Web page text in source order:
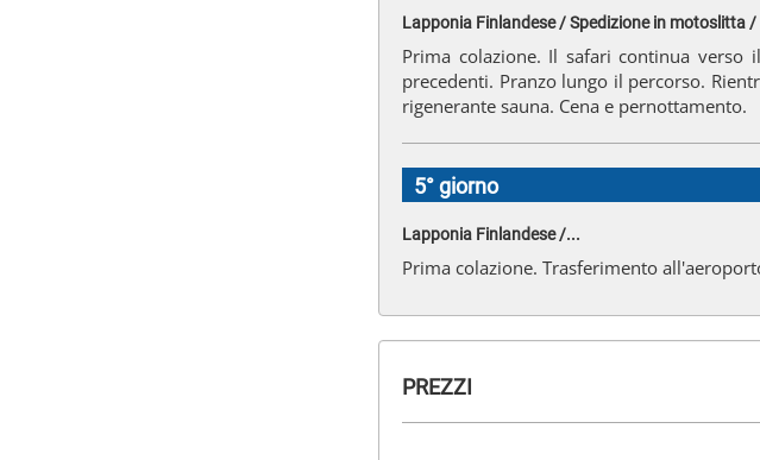
Lapponia Finlandese / Spedizione in motoslitta /
Prima colazione. Il safari continua
precedenti. Pranzo lungo il percorso.
rigenerante sauna. Cena e pernottamento.
5° giorno
Lapponia Finlandese /...
Prima colazione. Trasferimento
PREZZI